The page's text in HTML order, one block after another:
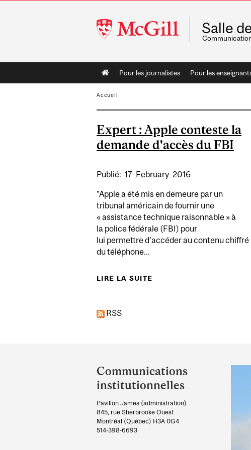
McGill
University
Salle
Main
navigation
Pour les journalistes Pour les
Accueil
Expert : Apple conteste la
demande d'accès du FBI
Publié: 17 February 2016
"Apple a été mis en demeure par un
tribunal américain de fournir une
« assistance technique raisonnable » à
la police fédérale (FBI) pour
lui permettre d’accéder au contenu chiffré
du téléphone...
LIRE LA SUITE
RSS
and
University
Information
Communications
institutionnelles
Pavillon James (administration)
845, rue Sherbrooke Ouest
Montréal (Québec) H3A 0G4
514-398-6693